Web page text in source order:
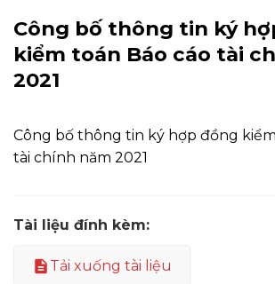
Công bố thông tin ký
kiểm toán Báo cáo tài
2021
Công bố thông tin ký hợp đồng
tài chính năm 2021
Tài liệu đính kèm:
Tải xuống tài liệu